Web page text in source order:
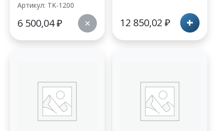
Артикул: TK-1200
6 500,04₽ ✕ 12 850,02 ₽ +